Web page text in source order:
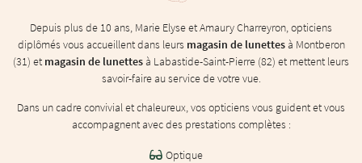
Depuis plus de 10 ans, Marie Elyse et Amaury Charreyron, opticiens
diplômés vous accueillent dans leurs magasin de lunettesà Montberon
(31) et magasin de lunettesà Labastide-Saint-Pierre (82) et mettent leurs
savoir-faire au service de votre vue.
Dans un cadre convivial et chaleureux, vos opticiens vous guident et vous
accompagnent avec des prestations complètes :
Optique